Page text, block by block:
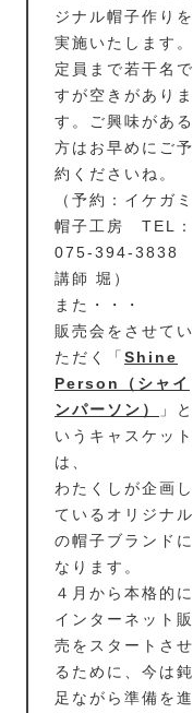
ジナル帽子作りを
実施いたします。
定員まで若干名で
すが空きがありま
す。ご興味がある
方はお早めにご予
約くださいね。
（予約：イケガミ
帽子工房 TEL：
075-394-3838
講師 堀）
また・・・
販売会をさせてい
ただく「 Shine
Person（シャイ
ンパーソン）
」と
いうキャスケット
は、
わたくしが企画し
ているオリジナル
の帽子ブランドに
なります。
４月から本格的に
インターネット販
売をスタートさせ
るために、今は鈍
足ながら準備を進